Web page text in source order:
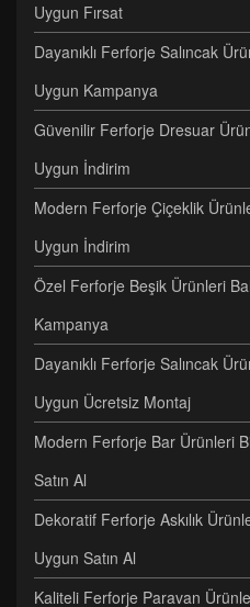
Uygun Fırsat
Dayanıklı Ferforje Salıncak
Uygun Kampanya
Güvenilir Ferforje Dresuar
Uygun İndirim
Modern Ferforje Çiçeklik
Uygun İndirim
Özel Ferforje Beşik Ürünleri
Kampanya
Dayanıklı Ferforje Salıncak
Uygun Ücretsiz Montaj
Modern Ferforje Bar Ürünleri
Satın Al
Dekoratif Ferforje Askılık
Uygun Satın Al
Kaliteli Ferforje Paravan